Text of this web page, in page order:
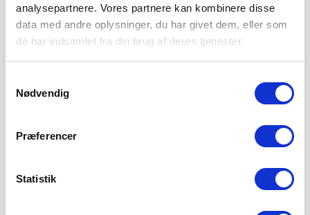
analysepartnere. Vores partnere kan kombinere disse
data med andre oplysninger, du har givet dem, eller som
de har indsamlet fra din brug af deres tjenester.
Nødvendig
Præferencer
Statistik